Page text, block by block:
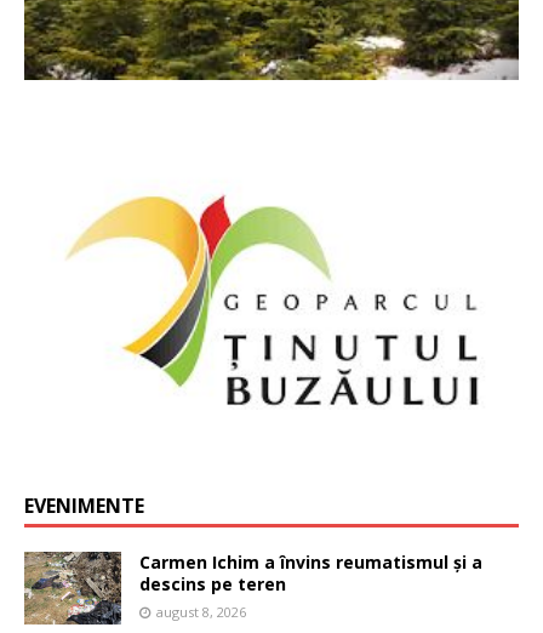
EVENIMENTE
Carmen Ichim a învins reumatismul și a
descins pe teren
august 8, 2026